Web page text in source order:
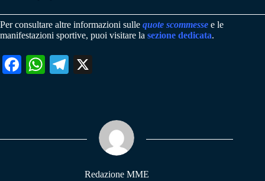
Per consultare altre informazioni sulle quote scommesse e le
manifestazioni sportive, puoi visitare la sezione dedicata.
Fa W
pp
Te
m
Redazione MME